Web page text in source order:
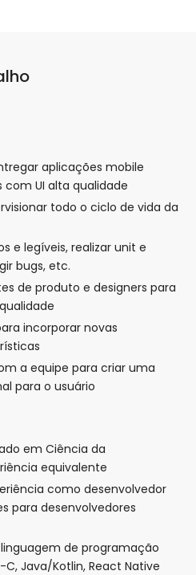
aplicações mobile
UI alta qualidade
todo o ciclo de vida da
e legíveis, realizar unit e
bugs, etc.
de produto e designers para
incorporar novas
a equipe para criar uma
para o usuário
em Ciência da
equivalente
como desenvolvedor
para desenvolvedores
de programação
Java/Kotlin, React Native